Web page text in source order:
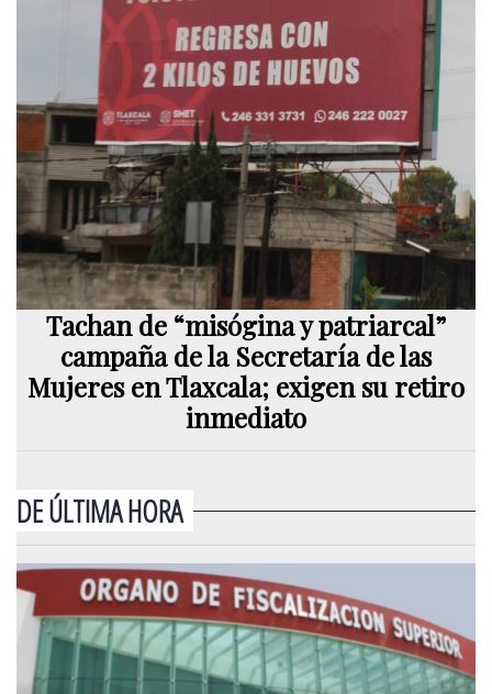
Tachan de “misógina y patriarcal”
campaña de la Secretaría de las
Mujeres en Tlaxcala; exigen su retiro
inmediato
DE ÚLTIMA HORA